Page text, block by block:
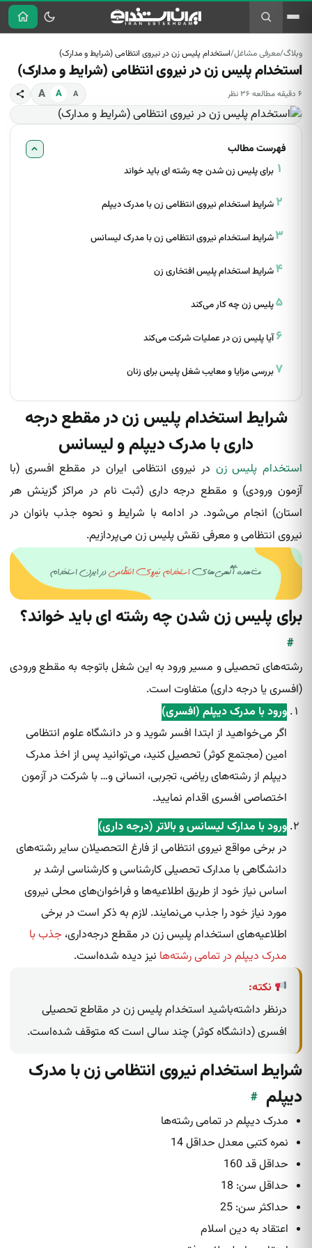
وبلاگ
تازه‌ها
استخدام دولتی
و آزمون‌ها
معرفی مشاغل
و رشته‌ها
قانون کار
راهنمای شغلی
راهنمایی شغلی
رزومه‌نویسی
استخدامی
معرفی و
آموزش
معرفی مشاغل
رشته‌های
تحصیلی
استخدام و
قوانین
استخدام دولتی
قانون کار
گوناگون
مشاهده آگهی‌های فعال در سایت اصلی ←
وبلاگ/معرفی مشاغل/استخدام پلیس زن در نیروی انتظامی (شرایط و مدارک)
استخدام پلیس زن در نیروی انتظامی (شرایط و مدارک)
۶ دقیقه مطالعه ·۳۶ نظر A
A
A
فهرست مطالب
برای پلیس زن شدن چه رشته ای باید خواند
شرایط استخدام نیروی انتظامی زن با مدرک دیپلم
شرایط استخدام نیروی انتظامی زن با مدرک لیسانس
شرایط استخدام پلیس افتخاری زن
پلیس زن چه کار می‌کند
آیا پلیس زن در عملیات شرکت می‌کند
بررسی مزایا و معایب شغل پلیس برای زنان
شرایط استخدام پلیس زن در مقطع درجه
داری با مدرک دیپلم و لیسانس
استخدام پلیس زن در نیروی انتظامی ایران در مقطع افسری (با
آزمون ورودی) و مقطع درجه داری (ثبت نام در مراکز گزینش هر
استان) انجام می‌شود. در ادامه با شرایط و نحوه جذب بانوان در
نیروی انتظامی و معرفی نقش پلیس زن می‌پردازیم.
برای پلیس زن شدن چه رشته ای باید خواند؟
#
رشته‌های تحصیلی و مسیر ورود به این شغل باتوجه به مقطع ورودی
(افسری یا درجه داری) متفاوت است.
ورود با مدرک دیپلم (افسری)
اگر می‌خواهید از ابتدا افسر شوید و در دانشگاه علوم انتظامی
امین (مجتمع کوثر) تحصیل کنید، می‌توانید پس از اخذ مدرک
دیپلم از رشته‌های ریاضی، تجربی، انسانی و… با شرکت در آزمون
اختصاصی افسری اقدام نمایید.
ورود با مدارک لیسانس و بالاتر (درجه داری)
در برخی مواقع نیروی انتظامی از فارغ التحصیلان سایر رشته‌های
دانشگاهی با مدارک تحصیلی کارشناسی و کارشناسی ارشد بر
اساس نیاز خود از طریق اطلاعیه‌ها و فراخوان‌های محلی نیروی
مورد نیاز خود را جذب می‌نمایند. لازم به ذکر است در برخی
اطلاعیه‌های استخدام پلیس زن در مقطع درجه‌داری، جذب با
مدرک دیپلم در تمامی رشته‌ها نیز دیده شده‌است.
نکته:
درنظر داشته‌باشید استخدام پلیس زن در مقاطع تحصیلی
افسری (دانشگاه کوثر) چند سالی است که متوقف شده‌است.
شرایط استخدام نیروی انتظامی زن با مدرک
دیپلم #
مدرک دیپلم در تمامی رشته‌ها
نمره کتبی معدل حداقل 14
حداقل قد 160
حداقل سن: 18
حداکثر سن: 25
اعتقاد به دین اسلام